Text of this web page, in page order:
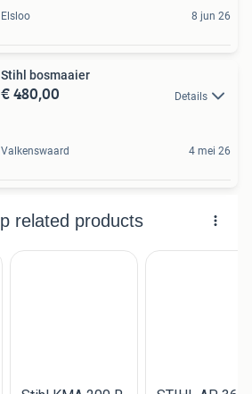
Elsloo 8 jun 26
Stihl bosmaaier
€ 480,00 Details
Valkenswaard 4 mei 26